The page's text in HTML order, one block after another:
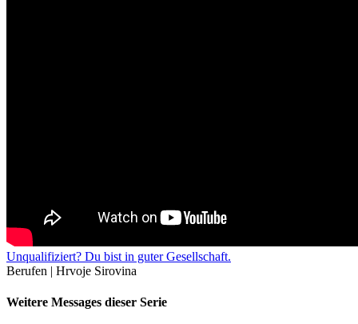
Unqualifiziert? Du bist in guter Gesellschaft.
Berufen | Hrvoje Sirovina
Weitere Messages dieser Serie